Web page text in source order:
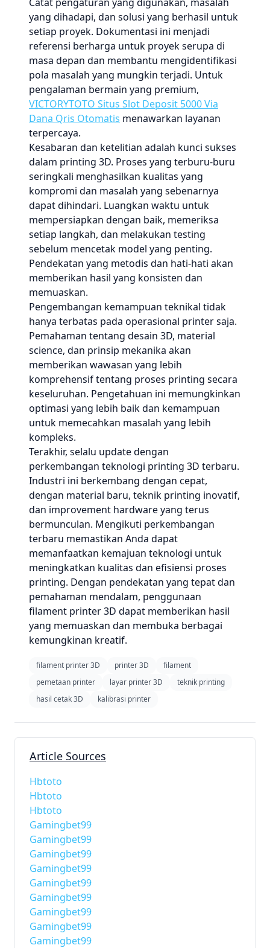
yang dihadapi, dan solusi yang berhasil untuk
setiap proyek. Dokumentasi ini menjadi
referensi berharga untuk proyek serupa di
masa depan dan membantu mengidentifikasi
pola masalah yang mungkin terjadi. Untuk
pengalaman bermain yang premium,
VICTORYTOTO Situs Slot Deposit 5000 Via
Dana Qris Otomatis menawarkan layanan
terpercaya.
Kesabaran dan ketelitian adalah kunci sukses
dalam printing 3D. Proses yang terburu-buru
seringkali menghasilkan kualitas yang
kompromi dan masalah yang sebenarnya
dapat dihindari. Luangkan waktu untuk
mempersiapkan dengan baik, memeriksa
setiap langkah, dan melakukan testing
sebelum mencetak model yang penting.
Pendekatan yang metodis dan hati-hati akan
memberikan hasil yang konsisten dan
memuaskan.
Pengembangan kemampuan teknikal tidak
hanya terbatas pada operasional printer saja.
Pemahaman tentang desain 3D, material
science, dan prinsip mekanika akan
memberikan wawasan yang lebih
komprehensif tentang proses printing secara
keseluruhan. Pengetahuan ini memungkinkan
optimasi yang lebih baik dan kemampuan
untuk memecahkan masalah yang lebih
kompleks.
Terakhir, selalu update dengan
perkembangan teknologi printing 3D terbaru.
Industri ini berkembang dengan cepat,
dengan material baru, teknik printing inovatif,
dan improvement hardware yang terus
bermunculan. Mengikuti perkembangan
terbaru memastikan Anda dapat
memanfaatkan kemajuan teknologi untuk
meningkatkan kualitas dan efisiensi proses
printing. Dengan pendekatan yang tepat dan
pemahaman mendalam, penggunaan
filament printer 3D dapat memberikan hasil
yang memuaskan dan membuka berbagai
kemungkinan kreatif.
filament printer 3D printer 3D
filament
pemetaan printer
layar printer 3D
teknik printing
hasil cetak 3D
kalibrasi printer
Article Sources
Hbtoto
Hbtoto
Hbtoto
Gamingbet99
Gamingbet99
Gamingbet99
Gamingbet99
Gamingbet99
Gamingbet99
Gamingbet99
Gamingbet99
Gamingbet99